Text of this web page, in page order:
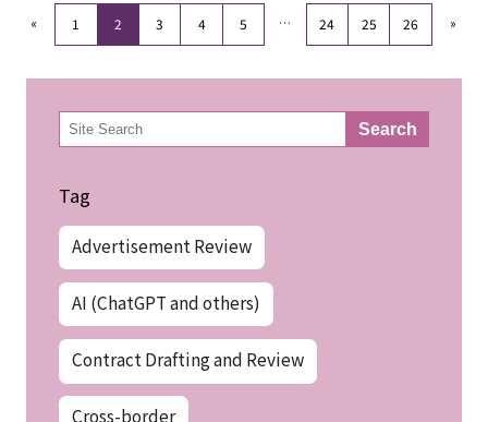
« 1 2 3 4 5 … 24 25 26 »
検
索 Search
Tag
Advertisement Review
AI (ChatGPT and others)
Contract Drafting and Review
Cross-border